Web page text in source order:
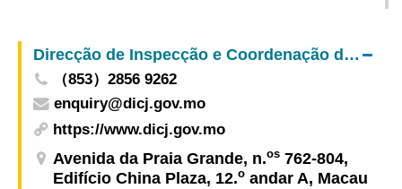
Direcção de Inspecção e Coordenação de Jogos
（853）2856 9262
enquiry@dicj.gov.mo
https://www.dicj.gov.mo
Avenida da Praia Grande, n.os 762-804,
Edifício China Plaza, 12.o andar A, Macau